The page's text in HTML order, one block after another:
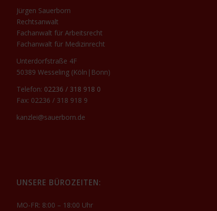
Jürgen Sauerborn
Rechtsanwalt
Fachanwalt für Arbeitsrecht
Fachanwalt für Medizinrecht
Unterdorfstraße 4F
50389 Wesseling (Köln|Bonn)
Telefon: 02236 / 318 918 0
Fax: 02236 / 318 918 9
kanzlei@sauerborn.de
UNSERE BÜROZEITEN:
MO-FR: 8:00 – 18:00 Uhr